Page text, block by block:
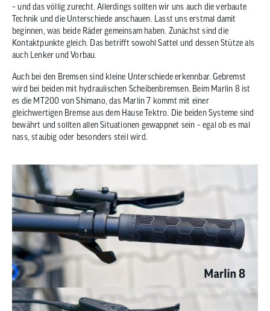
– und das völlig zurecht. Allerdings sollten wir uns auch die verbaute
Technik und die Unterschiede anschauen. Lasst uns erstmal damit
beginnen, was beide Räder gemeinsam haben. Zunächst sind die
Kontaktpunkte gleich. Das betrifft sowohl Sattel und dessen Stütze als
auch Lenker und Vorbau.
Auch bei den Bremsen sind kleine Unterschiede erkennbar. Gebremst
wird bei beiden mit hydraulischen Scheibenbremsen. Beim Marlin 8 ist
es die MT200 von Shimano, das Marlin 7 kommt mit einer
gleichwertigen Bremse aus dem Hause Tektro. Die beiden Systeme sind
bewährt und sollten allen Situationen gewappnet sein – egal ob es mal
nass, staubig oder besonders steil wird.